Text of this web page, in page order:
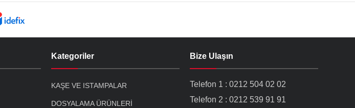
Kategoriler
KAŞE VE ISTAMPALAR
DOSYALAMA ÜRÜNLERİ
Bize Ulaşın
Telefon 1 : 0212 504 02 02
Telefon 2 : 0212 539 91 91